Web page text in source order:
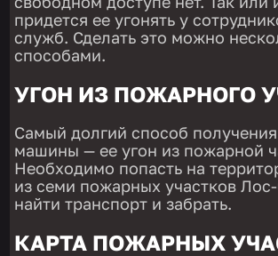
придется ее угонять у
служб. Сделать это можно
способами.
УГОН ИЗ ПОЖАРНОГО
Самый долгий способ
машины — ее угон из пожарной
Необходимо попасть на
из семи пожарных участков
найти транспорт и забрать.
КАРТА ПОЖАРНЫХ